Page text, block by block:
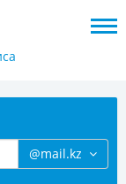
@mail.kz